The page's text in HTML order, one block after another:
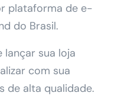
plataforma de e-
do Brasil.
lançar sua loja
com sua
de alta qualidade.